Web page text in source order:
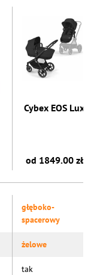
Cybex EOS Lux
od 1849.00 zł
głęboko-
spacerowy
żelowe
tak